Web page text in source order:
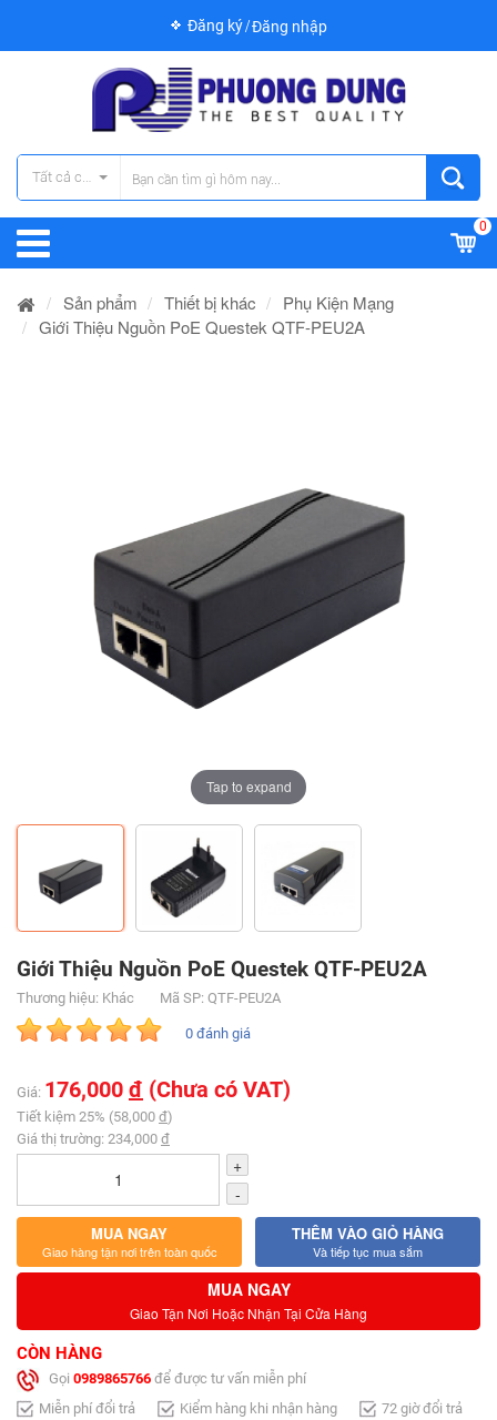
Đăng ký Đăng nhập
Tất cả các danh mục
0
Sản phẩm Thiết bị khác
Phụ Kiện Mạng
Giới Thiệu Nguồn PoE Questek QTF-PEU2A
Tap to expand
Tap to expand
Tap to expand
Giới Thiệu Nguồn PoE Questek QTF-PEU2A
Thương hiệu: Khác Mã SP: QTF-PEU2A
0 đánh giá
Giá: 176,000 đ (Chưa có VAT)
Tiết kiệm 25% (58,000 đ)
Giá thị trường: 234,000 đ
+
-
MUA NGAY
Giao hàng tận nơi trên toàn quốc
THÊM VÀO GIỎ HÀNG
Và tiếp tục mua sắm
MUA NGAY
Giao Tận Nơi Hoặc Nhận Tại Cửa Hàng
CÒN HÀNG
Gọi 0989865766 để được tư vấn miễn phí
Miễn phí đổi trả
Kiểm hàng khi nhận hàng 72 giờ đổi trả